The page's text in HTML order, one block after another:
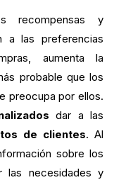
recompensas y
a las preferencias
aumenta la
probable que los
preocupa por ellos.
dar a las
de clientes. Al
sobre los
las necesidades y